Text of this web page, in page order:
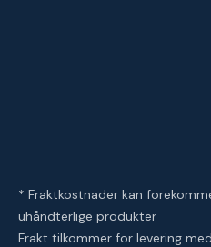
* Fraktkostnader kan
uhåndterlige produkter
Frakt tilkommer for levering